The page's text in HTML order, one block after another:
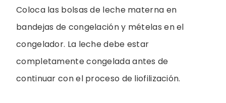
Coloca las bolsas de leche materna en
bandejas de congelación y mételas en el
congelador. La leche debe estar
completamente congelada antes de
continuar con el proceso de liofilización.